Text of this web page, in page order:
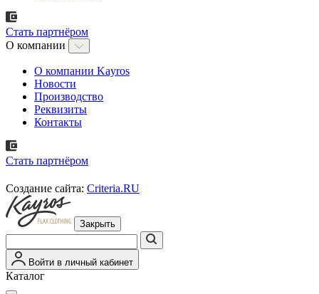
Стать партнёром
О компании
О компании Kayros
Новости
Производство
Реквизиты
Контакты
Стать партнёром
Создание сайта: Criteria.RU
Закрыть
Войти в личный кабинет
Каталог